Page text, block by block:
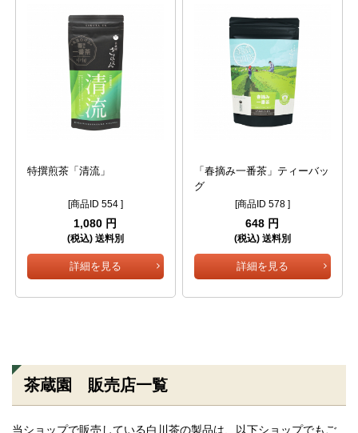
特撰煎茶「清流」
[商品ID 554 ]
1,080 円
(税込) 送料別
詳細を見る
「春摘み一番茶」ティーバッ
グ
[商品ID 578 ]
648 円
(税込) 送料別
詳細を見る
茶蔵園 販売店一覧
当ショップで販売している白川茶の製品は、以下ショップでもご